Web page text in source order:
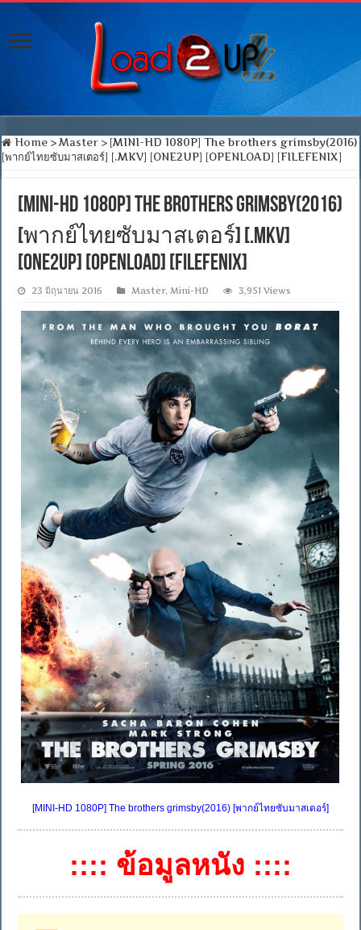
Home > Master > [MINI-HD 1080P] The brothers grimsby(2016)
[พากย์ไทยซับมาสเตอร์] [.MKV] [ONE2UP] [OPENLOAD] [FILEFENIX]
[MINI-HD 1080P] The brothers grimsby(2016)
[พากย์ไทยซับมาสเตอร์] [.MKV]
[ONE2UP] [OPENLOAD] [FILEFENIX]
23 มิถุนายน 2016 Master,Mini-HD 3,951 Views
[MINI-HD 1080P] The brothers grimsby(2016) [พากย์ไทยซับมาสเตอร์]
:::: ข้อมูลหนัง ::::